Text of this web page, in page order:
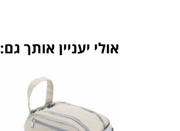
אולי יעניין אותך גם: